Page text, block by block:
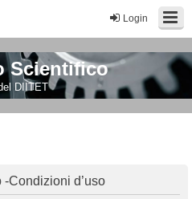
Login
Scientifico
DIITET
Condizioni d’uso